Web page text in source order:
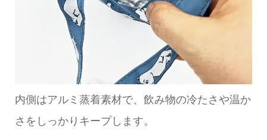
内側はアルミ蒸着素材で、飲み物の冷たさや温か
さをしっかりキープします。